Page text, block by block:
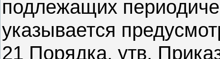
подлежащих
указывается
21 Порядка, утв.